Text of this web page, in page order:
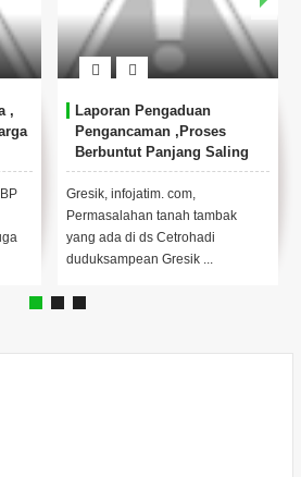
,
Laporan Pengaduan
Pengancaman ,Proses
Berbuntut Panjang Saling
Lapor Balik Dalam
Pengelolaan Tanah Tambak
Ds Cetrohadi
Duduksampean Gresik
Gresik, infojatim. com,
Permasalahan tanah tambak
yang ada di ds Cetrohadi
duduksampean Gresik ...